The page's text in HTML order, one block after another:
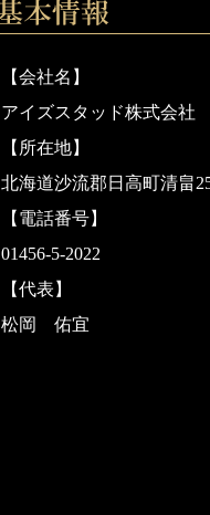
【会社名】
アイズスタッド株式会社
【所在地】
北海道沙流郡日高町清畠
【電話番号】
01456-5-2022
【代表】
松岡 佑宜